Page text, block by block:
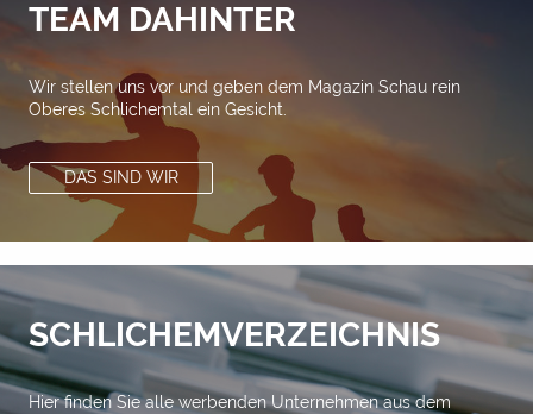
TEAM DAHINTER
Wir stellen uns vor und geben dem Magazin Schau rein
Oberes Schlichemtal ein Gesicht.
DAS SIND WIR
SCHLICHEMVERZEICHNIS
Hier finden Sie alle werbenden Unternehmen aus dem